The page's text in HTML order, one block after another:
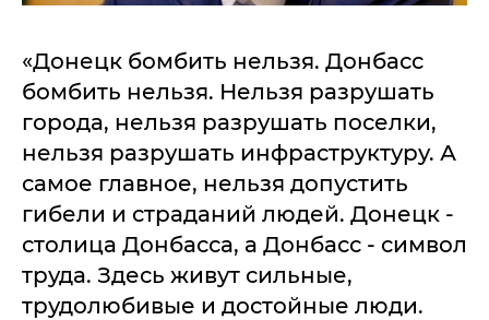
«Донецк бомбить нельзя. Донбасс
бомбить нельзя. Нельзя разрушать
города, нельзя разрушать поселки,
нельзя разрушать инфраструктуру. А
самое главное, нельзя допустить
гибели и страданий людей. Донецк -
столица Донбасса, а Донбасс - символ
труда. Здесь живут сильные,
трудолюбивые и достойные люди.